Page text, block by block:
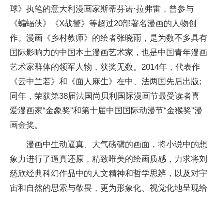
球》执笔的意大利漫画家斯蒂芬诺·拉弗雷，曾参与
《蝙蝠侠》《X战警》等超过20部著名漫画的人物创
作。漫画《乡村教师》的绘者张晓雨，是为数不多具有
国际影响力的中国本土漫画艺术家，也是中国青年漫画
艺术家群体的领军人物，获奖无数。2014年，代表作
《云中兰若》和《面人麻生》在中、法两国先后出版;
同年，荣获第38届法国尚贝利国际漫画节最受读者喜
爱漫画家“金象奖”和第十届中国国际动漫节“金猴奖”漫
画金奖。
漫画中生动逼真、大气磅礴的画面，将小说中的想
象力进行了逼真还原，精致唯美的绘画质感，力求将刘
慈欣经典科幻作品中的人文精神和哲学思辨，以及对宇
宙和自然的思索与敬畏，更为形象化、视觉化地呈现给